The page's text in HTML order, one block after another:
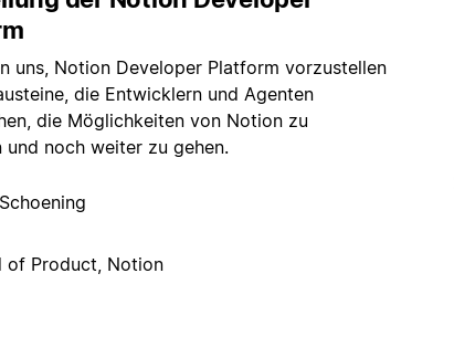
uns, Notion Developer Platform vorzustellen
die Entwicklern und Agenten
die Möglichkeiten von Notion zu
und noch weiter zu gehen.
of Product, Notion